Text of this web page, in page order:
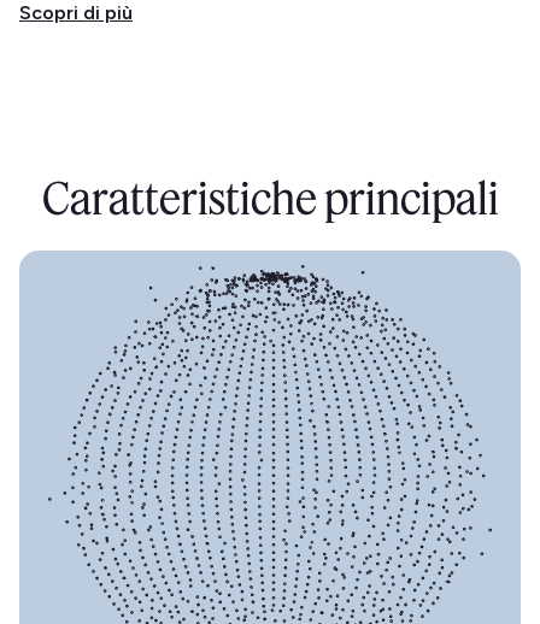
Scopri di più
Caratteristiche principali